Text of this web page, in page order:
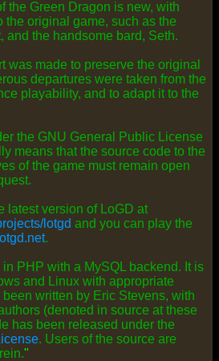
the Green Dragon is new, with
the original game, such as the
and the handsome bard, Seth.
was made to preserve the original
departures were taken from the
playability, and to adapt it to the
the GNU General Public License
means that the source code to the
of the game must remain open
latest version of LoGD at
lotgd and you can play the
.
PHP with a MySQL backend. It is
and Linux with appropriate
written by Eric Stevens, with
(denoted in source at these
has been released under the
. Users of the source are
"